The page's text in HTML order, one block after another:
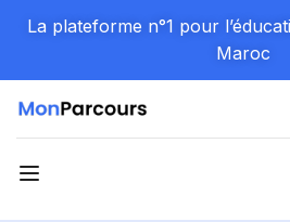
La plateforme n°1 pour
Maroc